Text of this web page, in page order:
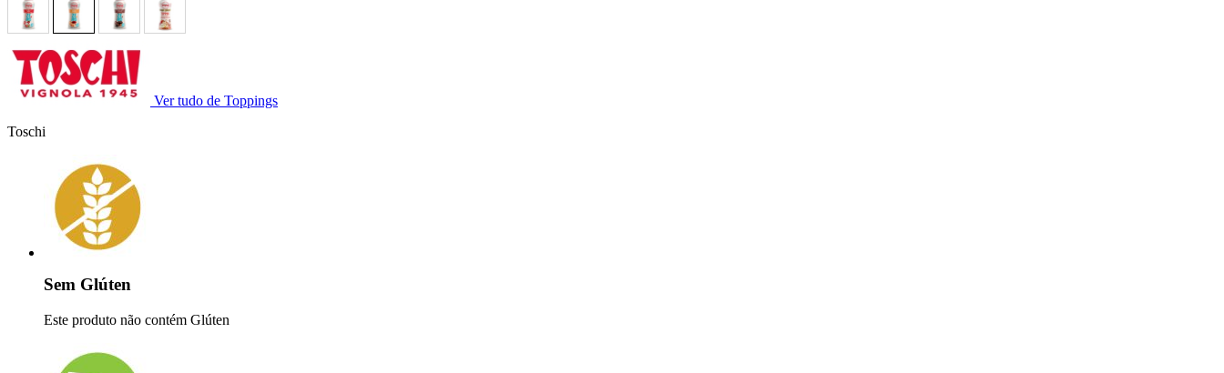
Ver tudo de Toppings
Toschi
Sem Glúten
Este produto não contém Glúten